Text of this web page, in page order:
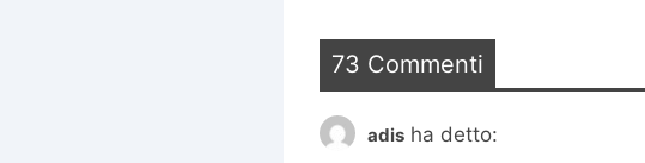
73 Commenti
adis ha detto: